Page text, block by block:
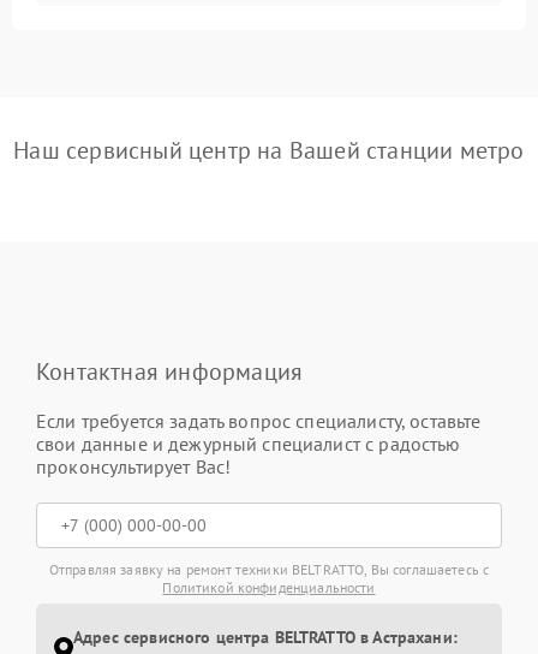
Наш сервисный центр на Вашей станции метро
Контактная информация
Если требуется задать вопрос специалисту, оставьте
свои данные и дежурный специалист с радостью
проконсультирует Вас!
Отправляя заявку на ремонт техники BELTRATTO, Вы соглашаетесь с
Политикой конфиденциальности
Адрес сервисного центра BELTRATTO в Астрахани: